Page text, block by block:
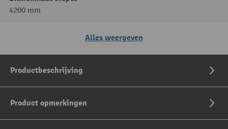
4200 mm
Alles weergeven
Productbeschrijving
Product opmerkingen